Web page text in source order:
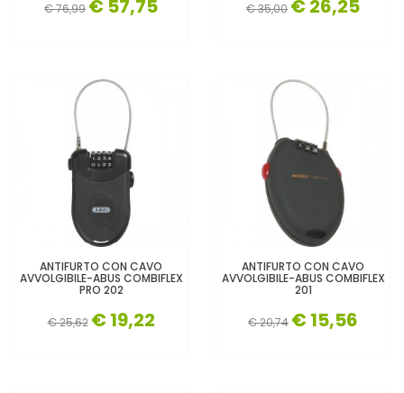
€ 76,99 € 57,75 € 35,00 € 26,25
ANTIFURTO CON CAVO
AVVOLGIBILE-ABUS COMBIFLEX
PRO 202
€ 25,62 € 19,22
ANTIFURTO CON CAVO
AVVOLGIBILE-ABUS COMBIFLEX
201
€ 20,74 € 15,56